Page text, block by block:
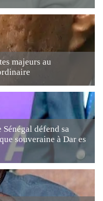
majeurs au
défend sa
souveraine à Dar es